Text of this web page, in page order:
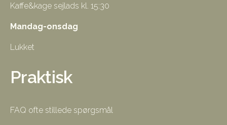
Kaffe&kage sejlads kl. 15:30
Mandag-onsdag
Lukket
Praktisk
FAQ ofte stillede spørgsmål